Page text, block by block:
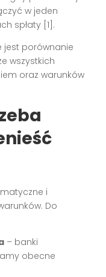
w jeden
spłaty [1].
jest porównanie
wszystkich
oraz warunków
i
Do
– banki
obecne